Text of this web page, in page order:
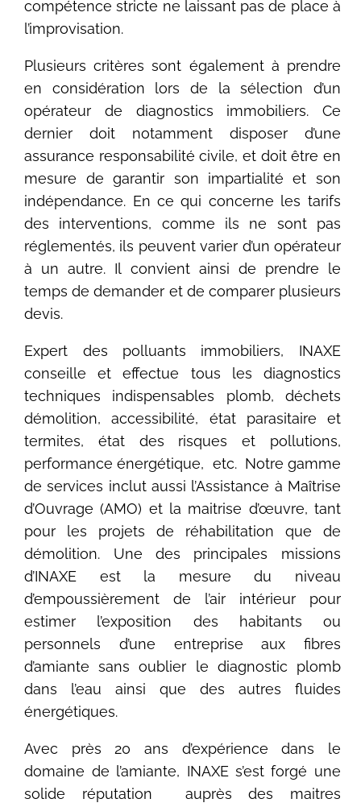
compétence stricte ne laissant pas de place à
l’improvisation.
Plusieurs critères sont également à prendre
en considération lors de la sélection d’un
opérateur de diagnostics immobiliers. Ce
dernier doit notamment disposer d’une
assurance responsabilité civile, et doit être en
mesure de garantir son impartialité et son
indépendance. En ce qui concerne les tarifs
des interventions, comme ils ne sont pas
réglementés, ils peuvent varier d’un opérateur
à un autre. Il convient ainsi de prendre le
temps de demander et de comparer plusieurs
devis.
Expert des polluants immobiliers, INAXE
conseille et effectue tous les diagnostics
techniques indispensables plomb, déchets
démolition, accessibilité, état parasitaire et
termites, état des risques et pollutions,
performance énergétique, etc. Notre gamme
de services inclut aussi l’Assistance à Maîtrise
d’Ouvrage (AMO) et la maitrise d’œuvre, tant
pour les projets de réhabilitation que de
démolition. Une des principales missions
d’INAXE est la mesure du niveau
d’empoussièrement de l’air intérieur pour
estimer l’exposition des habitants ou
personnels d’une entreprise aux fibres
d’amiante sans oublier le diagnostic plomb
dans l’eau ainsi que des autres fluides
énergétiques.
Avec près 20 ans d’expérience dans le
domaine de l’amiante, INAXE s’est forgé une
solide réputation auprès des maitres